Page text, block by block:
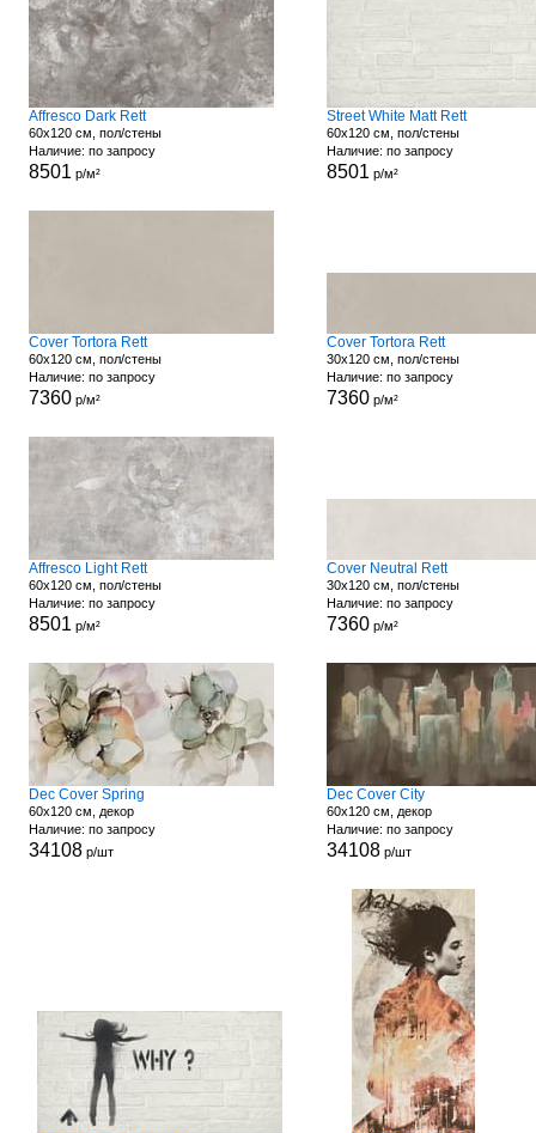
Affresco Dark Rett
60x120 см, пол/стены
Наличие: по запросу
8501 р/м²
Street White Matt Rett
60x120 см, пол/стены
Наличие: по запросу
8501 р/м²
Cover Tortora Rett
60x120 см, пол/стены
Наличие: по запросу
7360р/м²
Cover Tortora Rett
30x120 см, пол/стены
Наличие: по запросу
7360р/м²
Affresco Light Rett
60x120 см, пол/стены
Наличие: по запросу
8501 р/м²
Cover Neutral Rett
30x120 см, пол/стены
Наличие: по запросу
7360р/м²
Dec Cover Spring
60x120 см, декор
Наличие: по запросу
34108р/шт
Dec Cover City
60x120 см, декор
Наличие: по запросу
34108р/шт